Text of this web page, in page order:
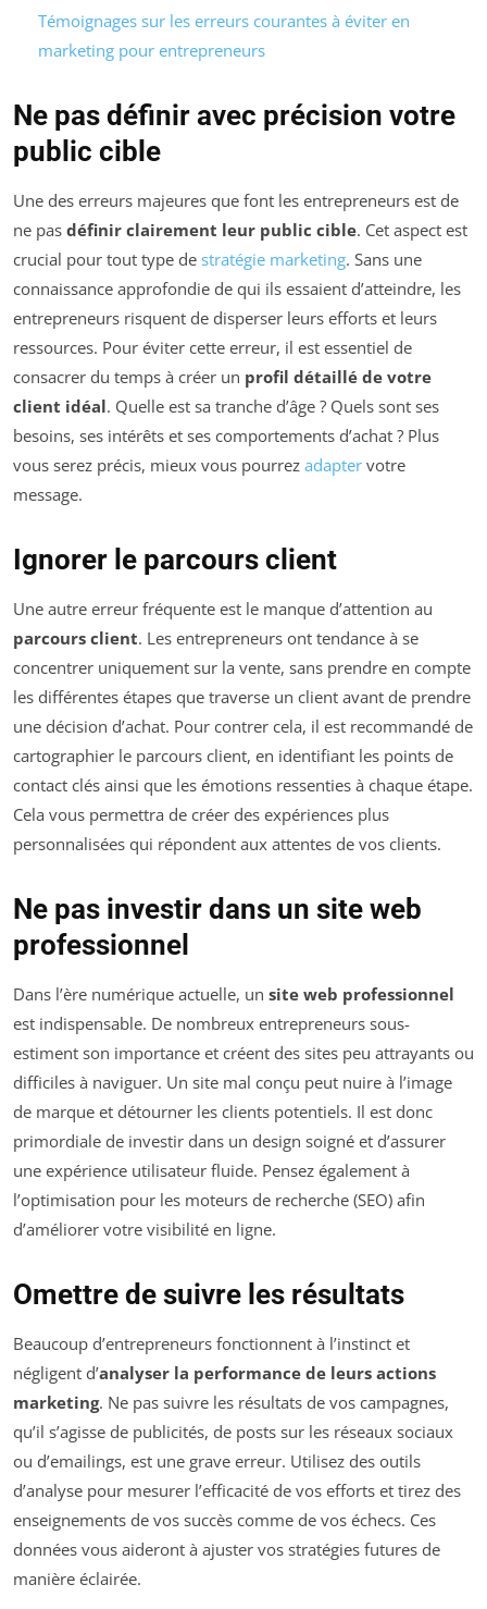
Témoignages sur les erreurs courantes à éviter en
marketing pour entrepreneurs
Ne pas définir avec précision votre
public cible
Une des erreurs majeures que font les entrepreneurs est de
ne pas définir clairement leur public cible. Cet aspect est
crucial pour tout type de stratégie marketing. Sans une
connaissance approfondie de qui ils essaient d’atteindre, les
entrepreneurs risquent de disperser leurs efforts et leurs
ressources. Pour éviter cette erreur, il est essentiel de
consacrer du temps à créer un profil détaillé de votre
client idéal. Quelle est sa tranche d’âge ? Quels sont ses
besoins, ses intérêts et ses comportements d’achat ? Plus
vous serez précis, mieux vous pourrez adapter votre
message.
Ignorer le parcours client
Une autre erreur fréquente est le manque d’attention au
parcours client. Les entrepreneurs ont tendance à se
concentrer uniquement sur la vente, sans prendre en compte
les différentes étapes que traverse un client avant de prendre
une décision d’achat. Pour contrer cela, il est recommandé de
cartographier le parcours client, en identifiant les points de
contact clés ainsi que les émotions ressenties à chaque étape.
Cela vous permettra de créer des expériences plus
personnalisées qui répondent aux attentes de vos clients.
Ne pas investir dans un site web
professionnel
Dans l’ère numérique actuelle, un site web professionnel
est indispensable. De nombreux entrepreneurs sous-
estiment son importance et créent des sites peu attrayants ou
difficiles à naviguer. Un site mal conçu peut nuire à l’image
de marque et détourner les clients potentiels. Il est donc
primordiale de investir dans un design soigné et d’assurer
une expérience utilisateur fluide. Pensez également à
l’optimisation pour les moteurs de recherche (SEO) afin
d’améliorer votre visibilité en ligne.
Omettre de suivre les résultats
Beaucoup d’entrepreneurs fonctionnent à l’instinct et
négligent d’analyser la performance de leurs actions
marketing. Ne pas suivre les résultats de vos campagnes,
qu’il s’agisse de publicités, de posts sur les réseaux sociaux
ou d’emailings, est une grave erreur. Utilisez des outils
d’analyse pour mesurer l’efficacité de vos efforts et tirez des
enseignements de vos succès comme de vos échecs. Ces
données vous aideront à ajuster vos stratégies futures de
manière éclairée.